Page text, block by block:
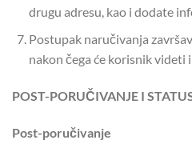
drugu adresu, kao i dodate
Postupak naručivanja
nakon čega će korisnik videti
POST-PORUČIVANJE I
Post-poručivanje